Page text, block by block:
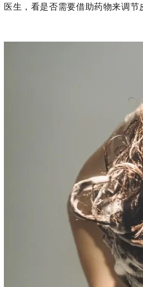
医生，看是否需要借助药物来调节